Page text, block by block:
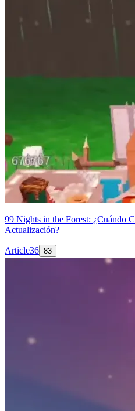
99 Nights in the Forest: ¿Cuándo
Actualización?
Article36 83